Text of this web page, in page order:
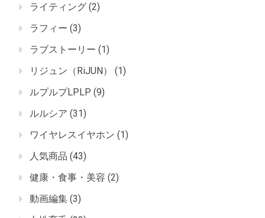
ライティング (2)
ラフィー (3)
ラブストーリー (1)
リジュン（RiJUN）
(1)
ルプルプLPLP (9)
ルルシア (31)
ワイヤレスイヤホン (1)
人気商品 (43)
健康・食事・美容 (2)
動画編集 (3)